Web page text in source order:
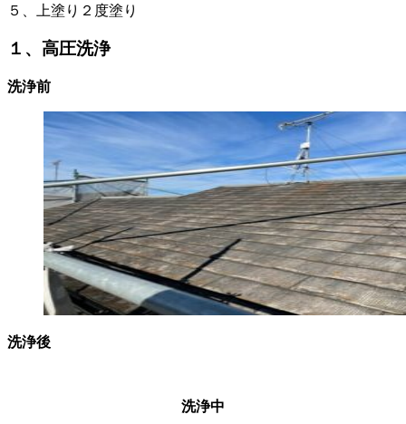
５、上塗り２度塗り
１、高圧洗浄
洗浄前
洗浄後
洗浄中